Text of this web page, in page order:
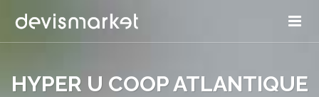
HYPER U COOP ATLANTIQUE